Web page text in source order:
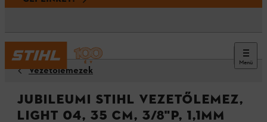
Menü
Vezetőlemezek
Jubileumi STIHL vezetőlemez,
Light 04, 35 cm, 3/8"P, 1,1mm